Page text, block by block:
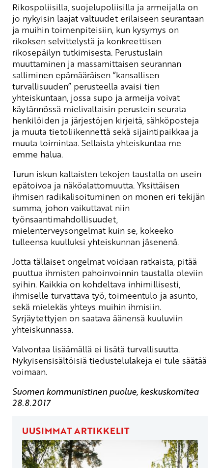
Rikospoliisilla, suojelupoliisilla ja armeijalla on
jo nykyisin laajat valtuudet erilaiseen seurantaan
ja muihin toimenpiteisiin, kun kysymys on
rikoksen selvittelystä ja konkreettisen
rikosepäilyn tutkimisesta. Perustuslain
muuttaminen ja massamittaisen seurannan
salliminen epämääräisen ”kansallisen
turvallisuuden” perusteella avaisi tien
yhteiskuntaan, jossa supo ja armeija voivat
käytännössä mielivaltaisin perustein seurata
henkilöiden ja järjestöjen kirjeitä, sähköposteja
ja muuta tietoliikennettä sekä sijaintipaikkaa ja
muuta toimintaa. Sellaista yhteiskuntaa me
emme halua.
Turun iskun kaltaisten tekojen taustalla on usein
epätoivoa ja näköalattomuutta. Yksittäisen
ihmisen radikalisoituminen on monen eri tekijän
summa, johon vaikuttavat niin
työnsaantimahdollisuudet,
mielenterveysongelmat kuin se, kokeeko
tulleensa kuulluksi yhteiskunnan jäsenenä.
Jotta tällaiset ongelmat voidaan ratkaista, pitää
puuttua ihmisten pahoinvoinnin taustalla oleviin
syihin. Kaikkia on kohdeltava inhimillisesti,
ihmiselle turvattava työ, toimeentulo ja asunto,
sekä mielekäs yhteys muihin ihmisiin.
Syrjäytettyjen on saatava äänensä kuuluviin
yhteiskunnassa.
Valvontaa lisäämällä ei lisätä turvallisuutta.
Nykyisensisältöisiä tiedustelulakeja ei tule säätää
voimaan.
Suomen kommunistinen puolue, keskuskomitea
28.8.2017
UUSIMMAT ARTIKKELIT